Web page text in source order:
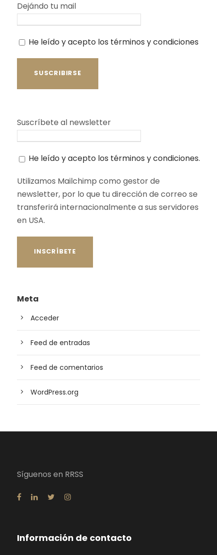
Dejándo tu mail
He leído y acepto los términos y condiciones
Suscríbete al newsletter
He leído y acepto los términos y condiciones.
Utilizamos Mailchimp como gestor de
newsletter, por lo que tu dirección de correo se
transferirá internacionalmente a sus servidores
en USA.
Meta
Acceder
Feed de entradas
Feed de comentarios
WordPress.org
Síguenos en RRSS
Información de contacto